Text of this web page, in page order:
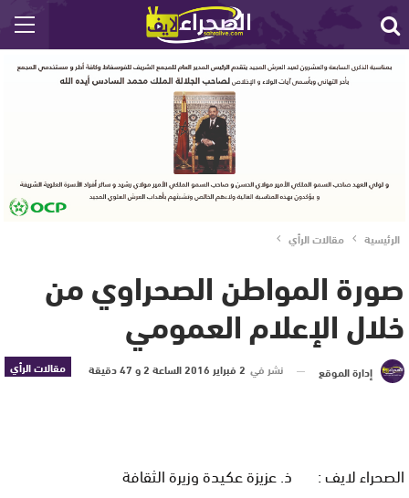
الرئيسية مقالات الرأي
صورة المواطن الصحراوي من
خلال الإعلام العمومي
مقالات الرأي إدارة الموقع نشر في 2 فبراير 2016 الساعة 2 و 47 دقيقة
الصحراء لايف : ذ. عزيزة عكيدة وزيرة الثقافة